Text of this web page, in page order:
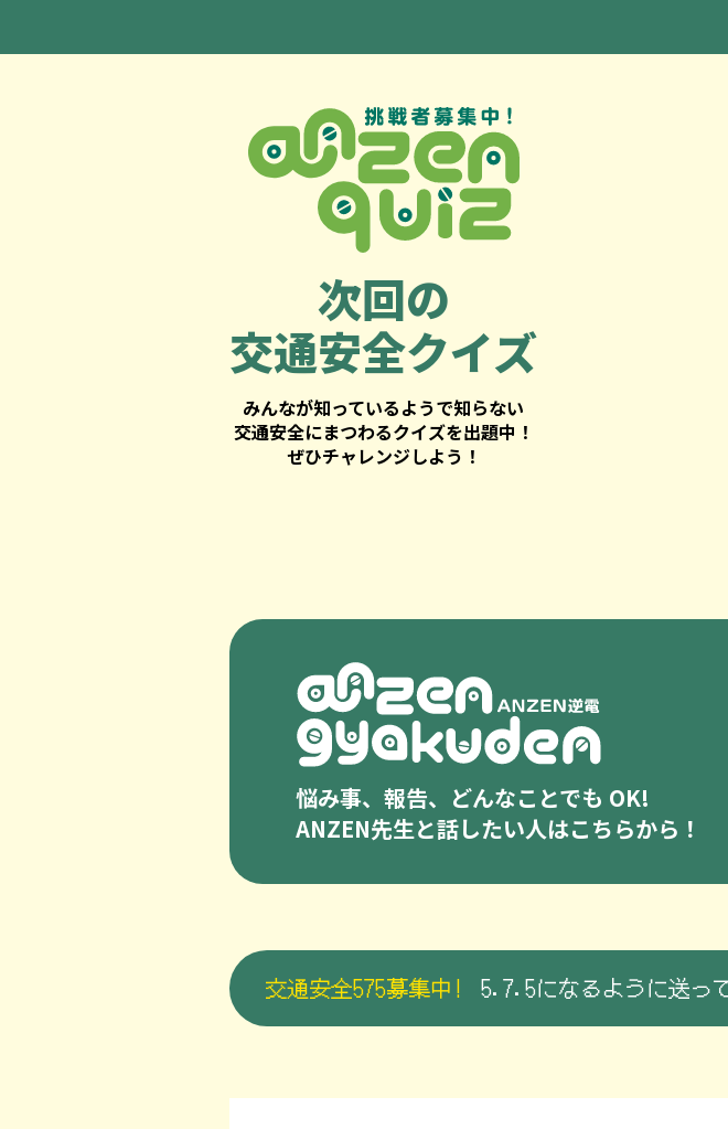
次回の
交通安全クイズ
みんなが知っているようで知らない
交通安全にまつわるクイズを出題中！
ぜひチャレンジしよう！
悩み事、報告、どんなことでも OK!
ANZEN先生と話したい人はこちらから！
交通安全575募集中! 5.7.5になるように送っ